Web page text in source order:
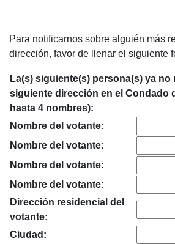
Para notificarnos sobre alguién más
dirección, favor de llenar el siguiente
La(s) siguiente(s) persona(s) ya no
siguiente dirección en el Condado
hasta 4 nombres):
Nombre del votante:
Nombre del votante:
Nombre del votante:
Nombre del votante:
Dirección residencial del
votante:
Ciudad: